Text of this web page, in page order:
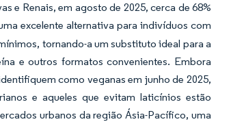
e Renais, em agosto de 2025, cerca de 68%
excelente alternativa para indivíduos com
tornando-a um substituto ideal para a
e outros formatos convenientes. Embora
como veganas em junho de 2025,
e aqueles que evitam laticínios estão
urbanos da região Ásia-Pacífico, uma